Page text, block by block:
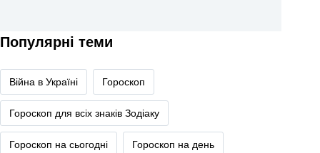
Популярні теми
Війна в Україні Гороскоп
Гороскоп для всіх знаків Зодіаку
Гороскоп на сьогодні Гороскоп на день